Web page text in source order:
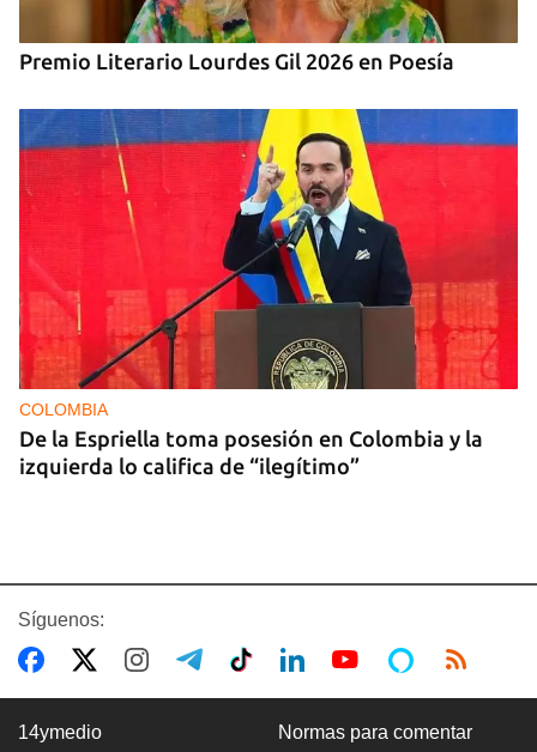
Premio Literario Lourdes Gil 2026 en Poesía
COLOMBIA
De la Espriella toma posesión en Colombia y la
izquierda lo califica de “ilegítimo”
Síguenos:
14ymedio Normas para comentar